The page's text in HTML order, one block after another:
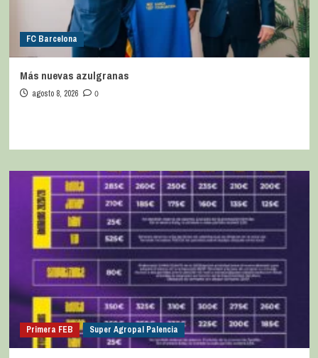
FC Barcelona
Más nuevas azulgranas
agosto 8, 2026 0
Primera FEB Super Agropal Palencia